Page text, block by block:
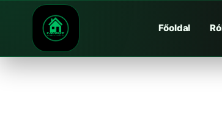
Főoldal